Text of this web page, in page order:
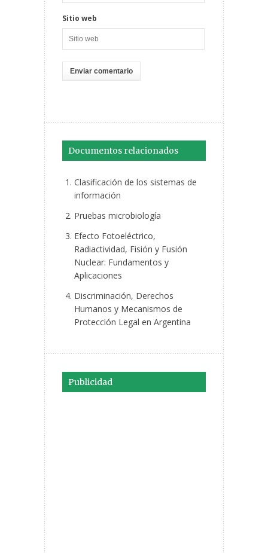
Sitio web
Documentos relacionados
Clasificación de los sistemas de
información
Pruebas microbiología
Efecto Fotoeléctrico,
Radiactividad, Fisión y Fusión
Nuclear: Fundamentos y
Aplicaciones
Discriminación, Derechos
Humanos y Mecanismos de
Protección Legal en Argentina
Publicidad